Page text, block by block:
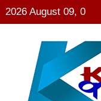
2026 August 09, 0